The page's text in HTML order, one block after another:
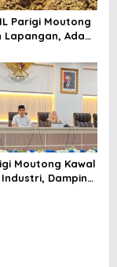
Parigi Moutong
Lapangan, Ada
Moutong Kawal
Dampingi